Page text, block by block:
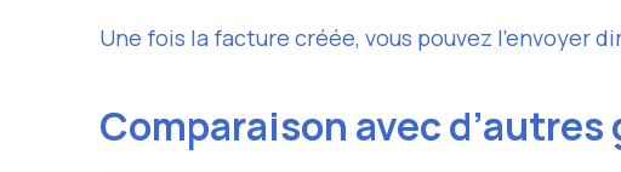
Une fois la facture créée, vous pouvez l’envoyer
Comparaison avec